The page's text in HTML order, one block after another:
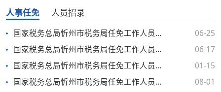
人事任免 人员招录
国家税务总局忻州市税务局任免工作人员（2025年6月25日）
06-25
国家税务总局忻州市税务局任免工作人员（2025年6月17日）
06-17
国家税务总局忻州市税务局任免工作人员（2025年1月15日）
01-15
国家税务总局忻州市税务局任免工作人员（2024年8月1日）
08-01